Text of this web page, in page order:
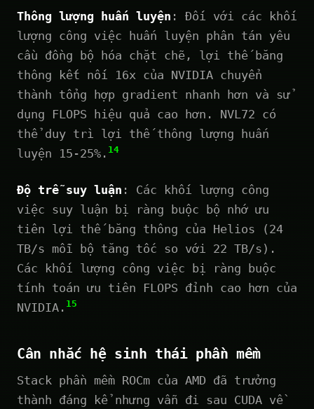
Thông lượng huấn luyện : Đối với các khối
lượng công việc huấn luyện phân tán yêu
cầu đồng bộ hóa chặt chẽ, lợi thế băng
thông kết nối 16x của NVIDIA chuyển
thành tổng hợp gradient nhanh hơn và sử
dụng FLOPS hiệu quả cao hơn. NVL72 có
thể duy trì lợi thế thông lượng huấn
luyện 15-25%. 14
Độ trễ suy luận : Các khối lượng công
việc suy luận bị ràng buộc bộ nhớ ưu
tiên lợi thế băng thông của Helios (24
TB/s mỗi bộ tăng tốc so với 22 TB/s).
Các khối lượng công việc bị ràng buộc
tính toán ưu tiên FLOPS đỉnh cao hơn của
NVIDIA. 15
Cân nhắc hệ sinh thái phần mềm
Stack phần mềm ROCm của AMD đã trưởng
thành đáng kể nhưng vẫn đi sau CUDA về